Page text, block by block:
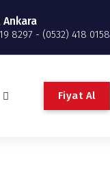
Ankara
8297 - (0532) 418 0158
Fiyat Al